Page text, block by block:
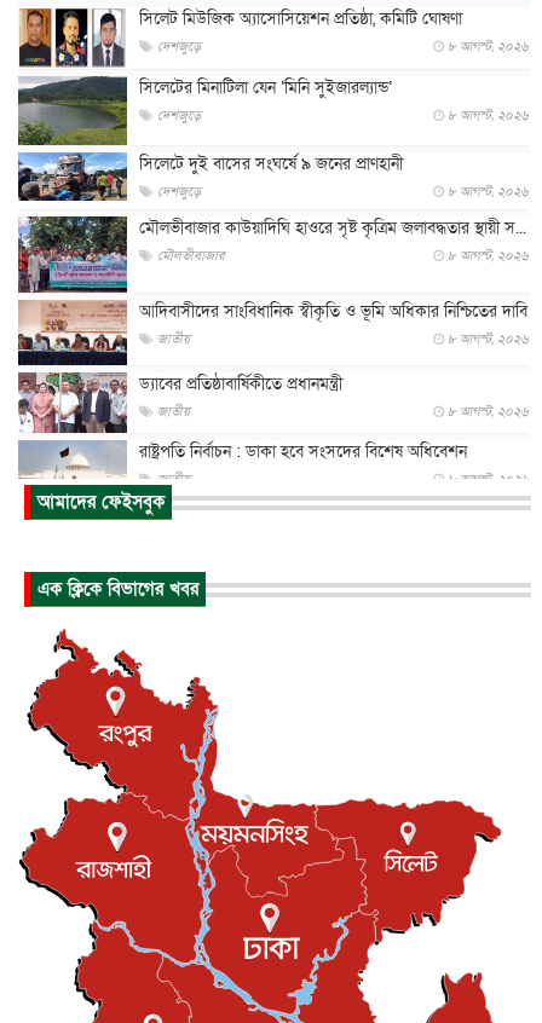
সিলেট মিউজিক অ্যাসোসিয়েশন প্রতিষ্ঠা, কমিটি ঘোষণা
দেশজুড়ে ৮ আগস্ট, ২০২৬
সিলেটের মিনাটিলা যেন ‘মিনি সুইজারল্যান্ড’
দেশজুড়ে ৮ আগস্ট, ২০২৬
সিলেটে দুই বাসের সংঘর্ষে ৯ জনের প্রাণহানী
দেশজুড়ে ৮ আগস্ট, ২০২৬
মৌলভীবাজার কাউয়াদিঘি হাওরে সৃষ্ট কৃত্রিম জলাবদ্ধতার স্থায়ী স...
মৌলভীবাজার ৮ আগস্ট, ২০২৬
আদিবাসীদের সাংবিধানিক স্বীকৃতি ও ভূমি অধিকার নিশ্চিতের দাবি
জাতীয় ৮ আগস্ট, ২০২৬
ড্যাবের প্রতিষ্ঠাবার্ষিকীতে প্রধানমন্ত্রী
জাতীয় ৮ আগস্ট, ২০২৬
রাষ্ট্রপতি নির্বাচন : ডাকা হবে সংসদের বিশেষ অধিবেশন
জাতীয় ৮ আগস্ট, ২০২৬
প্রধানমন্ত্রীর সঙ্গে সাক্ষাতে খুদে শিল্পী অনুশ্রী রায়ের স্বপ...
পাকিস্তান-তুরস্কের সঙ্গে প্রতিরক্ষা চুক্তি সৌদি আরবকে কতটা ন...
যুক্তরাজ্যে গ্রুমিং কেলেঙ্কারি : পাকিস্তানির অপরাধে অস্বস্তি...
আন্তর্জাতিক
বিরোধ কাটিয়ে কূটনৈতিক সম্পর্ক পুনঃস্থাপন করছে মেক্সিকো ও
আন্তর্জাতিক
এবার ওটিটিতে মুক্তি পেল ‘মালিক’
বিনোদন ৮ আগস্ট, ২০২৬
রিয়ালকে ‘না’ বলা রদ্রির জন্য বার্সার কাছে কত চাইল ম্যানসিটি
খেলাধুলা
শিল্পকলায় চলচ্চিত্র উৎসব, বিনা মূল্যে দেখা যাবে ৬ সিনেমা
বিনোদন ৮ আগস্ট, ২০২৬
আমাদের ফেইসবুক
এক ক্লিকে বিভাগের খবর